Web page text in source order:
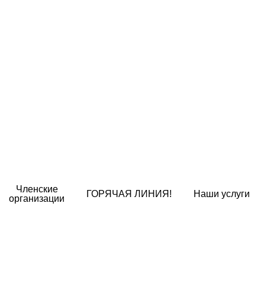
Членские
организации
ГОРЯЧАЯ ЛИНИЯ! Наши услуги